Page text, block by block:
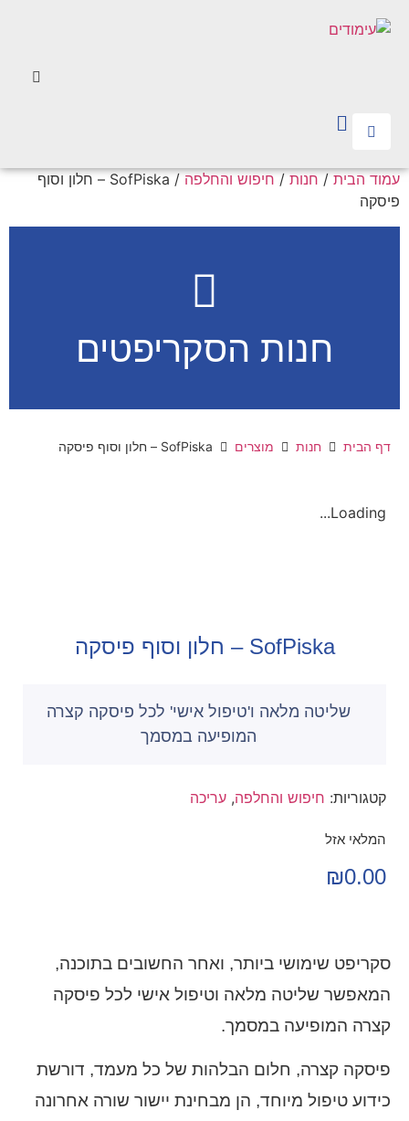
עמוד הבית / חנות / חיפוש והחלפה
/ SofPiska – חלון וסוף
פיסקה
חנות הסקריפטים
דף הבית חנות מוצרים SofPiska – חלון וסוף פיסקה
Loading...
SofPiska – חלון וסוף פיסקה
שליטה מלאה ו'טיפול אישי' לכל פיסקה קצרה
המופיעה במסמך
קטגוריות: חיפוש והחלפה, עריכה
המלאי אזל
₪0.00
סקריפט שימושי ביותר, ואחר החשובים בתוכנה,
המאפשר שליטה מלאה וטיפול אישי לכל פיסקה
קצרה המופיעה במסמך.
פיסקה קצרה, חלום הבלהות של כל מעמד, דורשת
כידוע טיפול מיוחד, הן מבחינת יישור שורה אחרונה